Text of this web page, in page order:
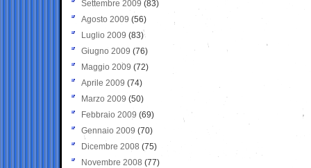
Settembre 2009 (83)
Agosto 2009 (56)
Luglio 2009 (83)
Giugno 2009 (76)
Maggio 2009 (72)
Aprile 2009 (74)
Marzo 2009 (50)
Febbraio 2009 (69)
Gennaio 2009 (70)
Dicembre 2008 (75)
Novembre 2008 (77)